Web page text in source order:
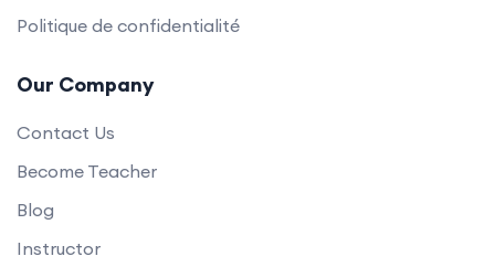
Politique de confidentialité
Our Company
Contact Us
Become Teacher
Blog
Instructor